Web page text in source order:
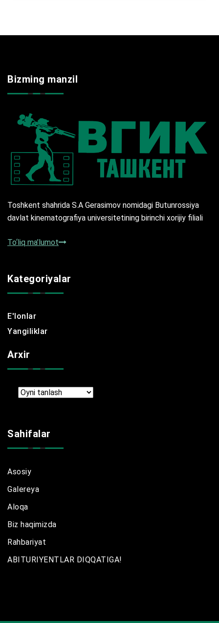
Bizming manzil
Toshkent shahrida S.A Gerasimov nomidagi Butunrossiya
davlat kinematografiya universitetining birinchi xorijiy filiali
To‘liq ma’lumot
Kategoriyalar
E'lonlar
Yangiliklar
Arxir
Arxir
Sahifalar
Asosiy
Galereya
Aloqa
Biz haqimizda
Rahbariyat
ABITURIYENTLAR DIQQATIGA!